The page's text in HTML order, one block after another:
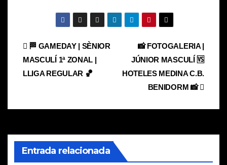
Navegación
de
📸 FOTOGALERIA |
JÚNIOR MASCULÍ 🆚
HOTELES MEDINA C.B.
BENIDORM 📸
🏁 GAMEDAY | SÈNIOR
MASCULÍ 1ª ZONAL |
LLIGA REGULAR 🏀
Entrada relacionada